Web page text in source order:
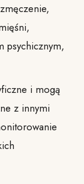
psychicznym,
i mogą
z innymi